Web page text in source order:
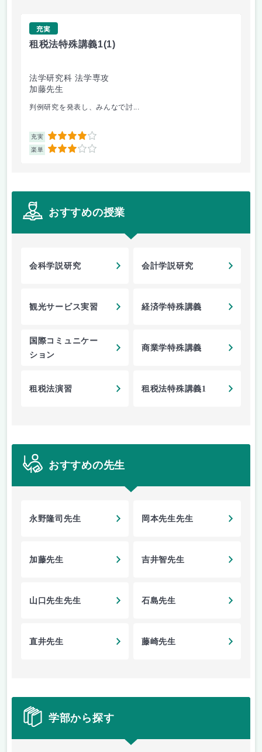
充実
租税法特殊講義1(1)
法学研究科 法学専攻
加藤先生
判例研究を発表し、みんなで討...
充実 4
楽単 3
おすすめの授業
会科学説研究 会計学説研究
観光サービス実習 経済学特殊講義
国際コミュニケー
ション
商業学特殊講義
租税法演習 租税法特殊講義1
おすすめの先生
永野隆司先生 岡本先生先生
加藤先生 吉井智先生
山口先生先生 石島先生
直井先生 藤崎先生
学部から探す